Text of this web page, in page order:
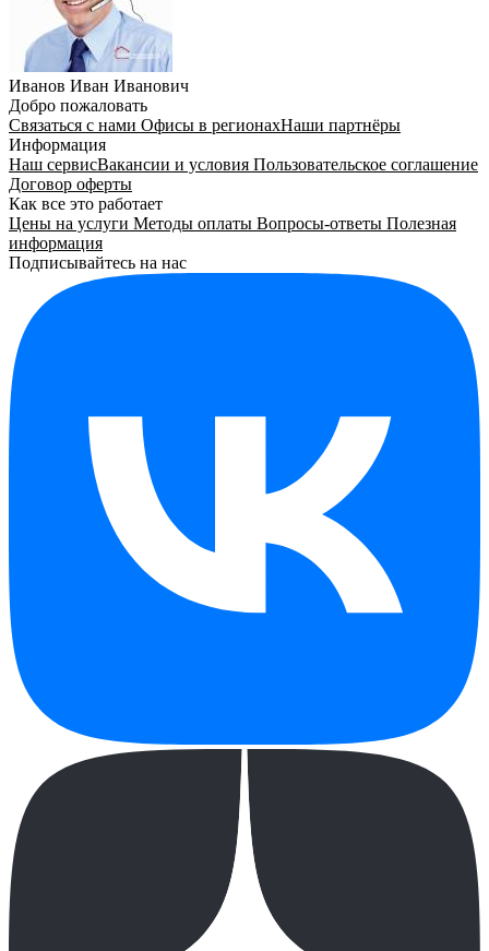
Иванов Иван Иванович
Добро пожаловать
Связаться с нами Офисы в регионахНаши партнёры
Информация
Наш сервисВакансии и условия Пользовательское соглашение
Договор оферты
Как все это работает
Цены на услуги Методы оплаты Вопросы-ответы Полезная
информация
Подписывайтесь на нас